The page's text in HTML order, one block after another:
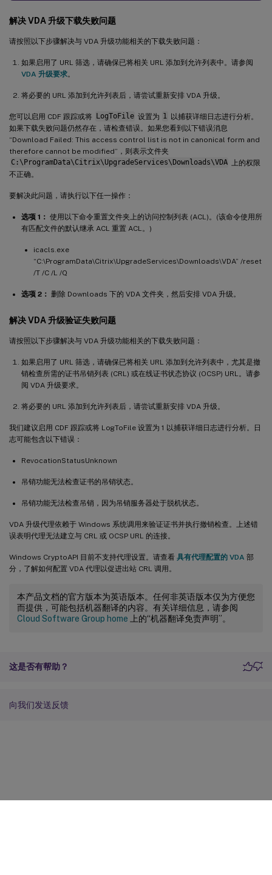
解决 VDA 升级下载失败问题
请按照以下步骤解决与 VDA 升级功能相关的下载失败问题：
如果启用了 URL 筛选，请确保已将相关 URL 添加到允许列表中。请参阅
VDA 升级要求。
将必要的 URL 添加到允许列表后，请尝试重新安排 VDA 升级。
您可以启用 CDF 跟踪或将 LogToFile 设置为 1 以捕获详细日志进行分析。
如果下载失败问题仍然存在，请检查错误。如果您看到以下错误消息
“Download Failed: This access control list is not in canonical form and
therefore cannot be modified”，则表示文件夹
C:\ProgramData\Citrix\UpgradeServices\Downloads\VDA
上的权限
不正确。
要解决此问题，请执行以下任一操作：
选项 1： 使用以下命令重置文件夹上的访问控制列表 (ACL)。(该命令使用所
有匹配文件的默认继承 ACL 重置 ACL。)
icacls.exe
“C:\ProgramData\Citrix\UpgradeServices\Downloads\VDA” /reset
/T /C /L /Q
选项 2： 删除 Downloads 下的 VDA 文件夹，然后安排 VDA 升级。
解决 VDA 升级验证失败问题
请按照以下步骤解决与 VDA 升级功能相关的下载失败问题：
如果启用了 URL 筛选，请确保已将相关 URL 添加到允许列表中，尤其是撤
销检查所需的证书吊销列表 (CRL) 或在线证书状态协议 (OCSP) URL。请参
阅 VDA 升级要求。
将必要的 URL 添加到允许列表后，请尝试重新安排 VDA 升级。
我们建议启用 CDF 跟踪或将 LogToFile 设置为 1 以捕获详细日志进行分析。日
志可能包含以下错误：
RevocationStatusUnknown
吊销功能无法检查证书的吊销状态。
吊销功能无法检查吊销，因为吊销服务器处于脱机状态。
VDA 升级代理依赖于 Windows 系统调用来验证证书并执行撤销检查。上述错
误表明代理无法建立与 CRL 或 OCSP URL 的连接。
Windows CryptoAPI 目前不支持代理设置。请查看 具有代理配置的 VDA 部
分，了解如何配置 VDA 代理以促进出站 CRL 调用。
本产品文档的官方版本为英语版本。任何非英语版本仅为方便您
而提供，可能包括机器翻译的内容。有关详细信息，请参阅
Cloud Software Group home 上的“机器翻译免责声明”。
这是否有帮助？
向我们发送反馈